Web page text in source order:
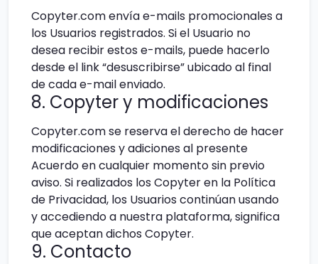
Copyter.com envía e-mails promocionales a
los Usuarios registrados. Si el Usuario no
desea recibir estos e-mails, puede hacerlo
desde el link “desuscribirse” ubicado al final
de cada e-mail enviado.
8. Copyter y modificaciones
Copyter.com se reserva el derecho de hacer
modificaciones y adiciones al presente
Acuerdo en cualquier momento sin previo
aviso. Si realizados los Copyter en la Política
de Privacidad, los Usuarios continúan usando
y accediendo a nuestra plataforma, significa
que aceptan dichos Copyter.
9. Contacto